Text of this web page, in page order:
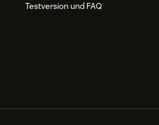
Testversion und FAQ